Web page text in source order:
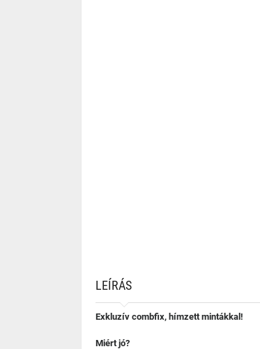
LEÍRÁS
Exkluzív combfix, hímzett mintákkal!
Miért jó?